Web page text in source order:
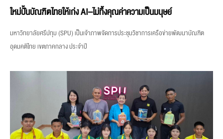
ใหม่ปั้นบัณฑิตไทยให้เก่ง AI–ไม่ทิ้งคุณค่าความเป็นมนุษย์
มหาวิทยาลัยศรีปทุม (SPU) เป็นเจ้าภาพจัดการประชุมวิชาการเครือข่ายพัฒนาบัณฑิต
อุดมคติไทย เขตภาคกลาง ประจำปี